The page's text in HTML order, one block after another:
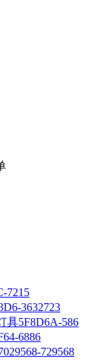
7215
3632723
具5F8D6A-586
6886
729568